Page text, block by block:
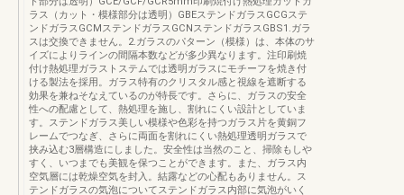
ラス（カット・模様部分は透明）GBEステンドガラスGCGステ
ンドガラスGCMステンドガラスGCNステンドガラスGBS1.ガラ
スは交換できません。2.ガラスのパターン（模様）は、本体のサ
イズによりラインの間隔本数などが多少異なります。注印刷焼
付け熱処理ガラストステムでは透明ガラスにモチーフを焼き付
ける製法を採用。ガラス特有のクリスタル感と視線を遮断する
効果を兼ねそなえているのが特長です。さらに、ガラスの安全
性への配慮として、熱処理を施し、割れにくい設計としていま
す。ステンドガラス美しい模様や色彩を持つガラス片を黄銅フ
レームでつなぎ、さらに両面を割れにくい熱処理透明ガラスで
挟み込む3層構造にしました。安全性は当然のこと、掃除もしや
すく、いつまでも美観を保つことができます。また、ガラス内
空気層には乾燥空気を封入。結露などの心配もありません。ス
テンドガラスの気泡についてステンドガラス内部に気泡がいく